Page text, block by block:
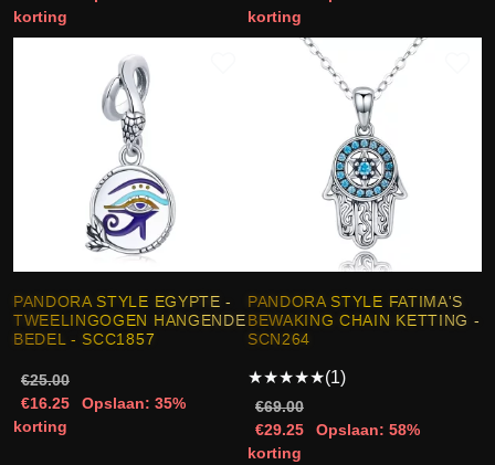
korting
korting
PANDORA STYLE EGYPTE -
TWEELINGOGEN HANGENDE
BEDEL - SCC1857
€25.00
€16.25
Opslaan: 35%
korting
PANDORA STYLE FATIMA'S
BEWAKING CHAIN KETTING -
SCN264
★★★★★(1)
€69.00
€29.25
Opslaan: 58%
korting